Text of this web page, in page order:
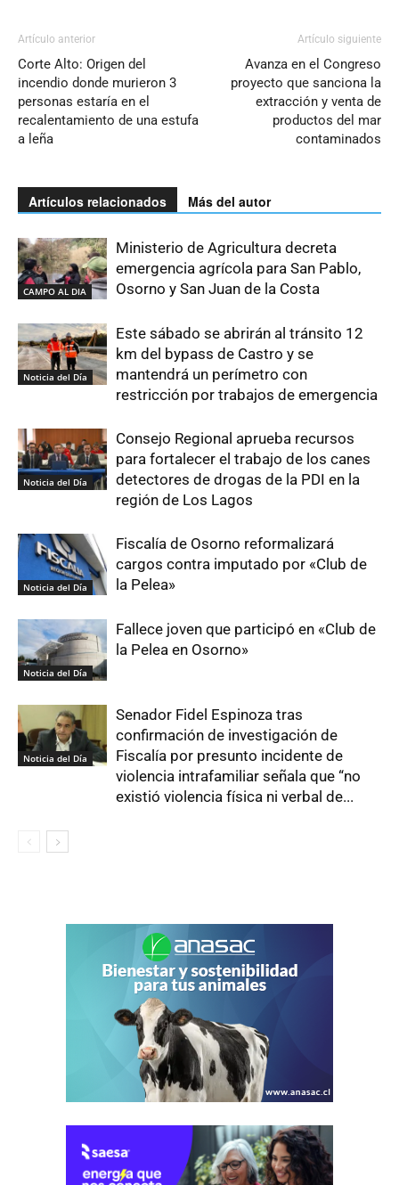
Artículo anterior
Corte Alto: Origen del
incendio donde murieron 3
personas estaría en el
recalentamiento de una estufa
a leña
Artículo siguiente
Avanza en el Congreso
proyecto que sanciona la
extracción y venta de
productos del mar
contaminados
Artículos relacionados Más del autor
CAMPO AL DIA
Ministerio de Agricultura decreta
emergencia agrícola para San Pablo,
Osorno y San Juan de la Costa
Noticia del Día
Este sábado se abrirán al tránsito 12
km del bypass de Castro y se
mantendrá un perímetro con
restricción por trabajos de emergencia
Noticia del Día
Consejo Regional aprueba recursos
para fortalecer el trabajo de los canes
detectores de drogas de la PDI en la
región de Los Lagos
Noticia del Día
Fiscalía de Osorno reformalizará
cargos contra imputado por «Club de
la Pelea»
Noticia del Día
Fallece joven que participó en «Club de
la Pelea en Osorno»
Noticia del Día
Senador Fidel Espinoza tras
confirmación de investigación de
Fiscalía por presunto incidente de
violencia intrafamiliar señala que “no
existió violencia física ni verbal de...